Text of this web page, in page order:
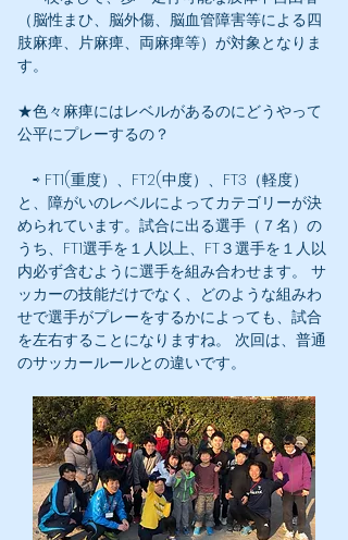
（脳性まひ、脳外傷、脳血管障害等による四
肢麻痺、片麻痺、両麻痺等）が対象となりま
す。
★色々麻痺にはレベルがあるのにどうやって
公平にプレーするの？
⇨ FT1(重度）、FT2(中度）、FT3（軽度）
と、障がいのレベルによってカテゴリーが決
められています。試合に出る選手（７名）の
うち、FT1選手を１人以上、FT３選手を１人以
内必ず含むように選手を組み合わせます。 サ
ッカーの技能だけでなく、どのような組みわ
せで選手がプレーをするかによっても、試合
を左右することになりますね。 次回は、普通
のサッカールールとの違いです。